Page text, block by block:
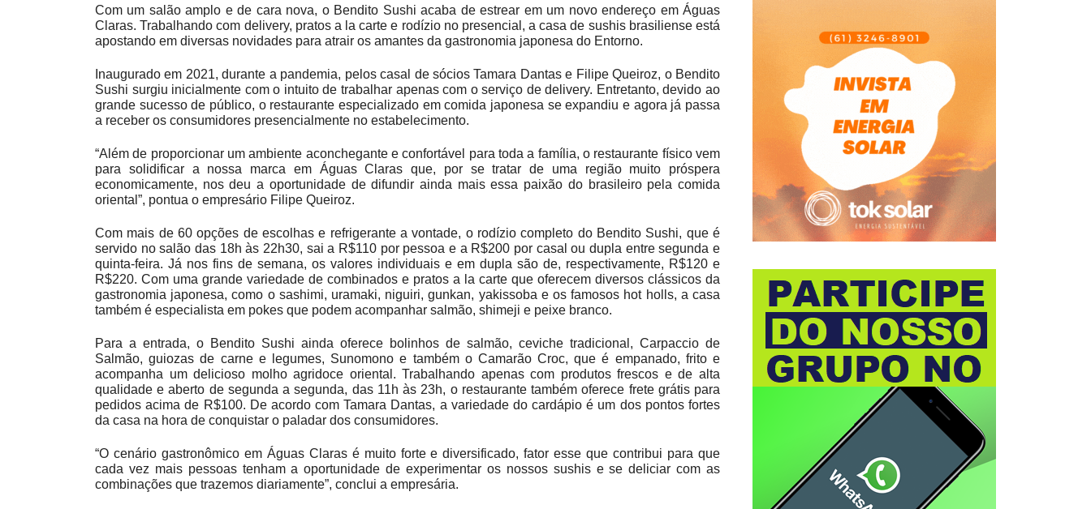
Com um salão amplo e de cara nova, o Bendito Sushi acaba de estrear em um novo endereço em Águas
Claras. Trabalhando com delivery, pratos a la carte e rodízio no presencial, a casa de sushis brasiliense está
apostando em diversas novidades para atrair os amantes da gastronomia japonesa do Entorno.
Inaugurado em 2021, durante a pandemia, pelos casal de sócios Tamara Dantas e Filipe Queiroz, o Bendito
Sushi surgiu inicialmente com o intuito de trabalhar apenas com o serviço de delivery. Entretanto, devido ao
grande sucesso de público, o restaurante especializado em comida japonesa se expandiu e agora já passa
a receber os consumidores presencialmente no estabelecimento.
“Além de proporcionar um ambiente aconchegante e confortável para toda a família, o restaurante físico vem
para solidificar a nossa marca em Águas Claras que, por se tratar de uma região muito próspera
economicamente, nos deu a oportunidade de difundir ainda mais essa paixão do brasileiro pela comida
oriental”, pontua o empresário Filipe Queiroz.
Com mais de 60 opções de escolhas e refrigerante a vontade, o rodízio completo do Bendito Sushi, que é
servido no salão das 18h às 22h30, sai a R$110 por pessoa e a R$200 por casal ou dupla entre segunda e
quinta-feira. Já nos fins de semana, os valores individuais e em dupla são de, respectivamente, R$120 e
R$220. Com uma grande variedade de combinados e pratos a la carte que oferecem diversos clássicos da
gastronomia japonesa, como o sashimi, uramaki, niguiri, gunkan, yakissoba e os famosos hot holls, a casa
também é especialista em pokes que podem acompanhar salmão, shimeji e peixe branco.
Para a entrada, o Bendito Sushi ainda oferece bolinhos de salmão, ceviche tradicional, Carpaccio de
Salmão, guiozas de carne e legumes, Sunomono e também o Camarão Croc, que é empanado, frito e
acompanha um delicioso molho agridoce oriental. Trabalhando apenas com produtos frescos e de alta
qualidade e aberto de segunda a segunda, das 11h às 23h, o restaurante também oferece frete grátis para
pedidos acima de R$100. De acordo com Tamara Dantas, a variedade do cardápio é um dos pontos fortes
da casa na hora de conquistar o paladar dos consumidores.
“O cenário gastronômico em Águas Claras é muito forte e diversificado, fator esse que contribui para que
cada vez mais pessoas tenham a oportunidade de experimentar os nossos sushis e se deliciar com as
combinações que trazemos diariamente”, conclui a empresária.